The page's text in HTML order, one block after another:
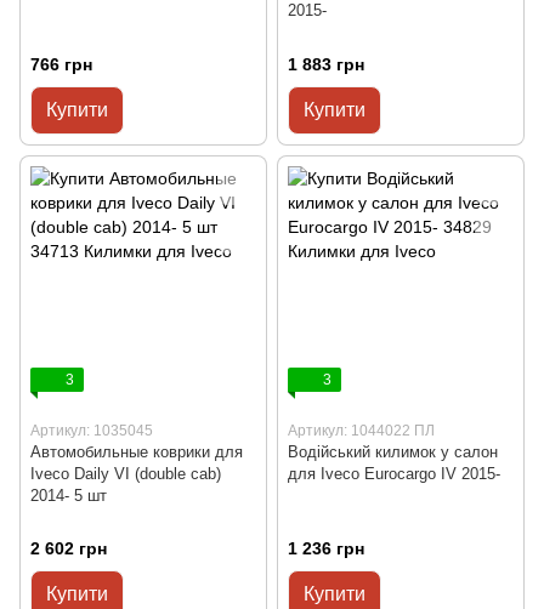
766 грн
Купити
2015-
1 883 грн
Купити
3
Артикул: 1035045
Автомобильные коврики для
Iveco Daily VI (double cab)
2014- 5 шт
2 602 грн
Купити
3
Артикул: 1044022 ПЛ
Водійський килимок у салон
для Iveco Eurocargo IV 2015-
1 236 грн
Купити